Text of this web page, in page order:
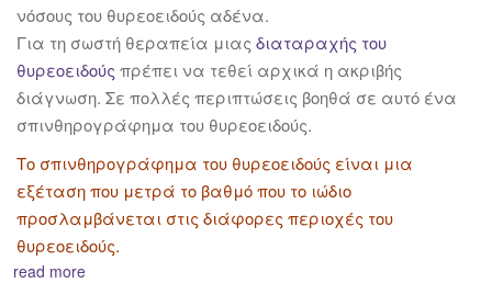
νόσους του θυρεοειδούς αδένα.
Για τη σωστή θεραπεία μιας διαταραχής του
θυρεοειδούς πρέπει να τεθεί αρχικά η ακριβής
διάγνωση. Σε πολλές περιπτώσεις βοηθά σε αυτό ένα
σπινθηρογράφημα του θυρεοειδούς.
Το σπινθηρογράφημα του θυρεοειδούς είναι μια
εξέταση που μετρά το βαθμό που το ιώδιο
προσλαμβάνεται στις διάφορες περιοχές του
θυρεοειδούς.
read more